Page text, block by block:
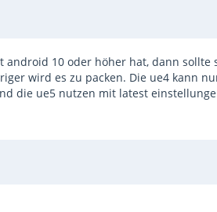
android 10 oder höher hat, dann sollte
wird es zu packen. Die ue4 kann
die ue5 nutzen mit latest